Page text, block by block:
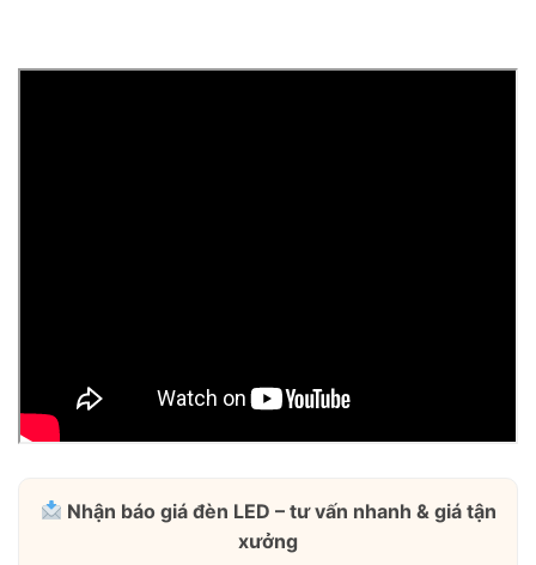
Nhận báo giá đèn LED – tư vấn nhanh & giá tận
xưởng